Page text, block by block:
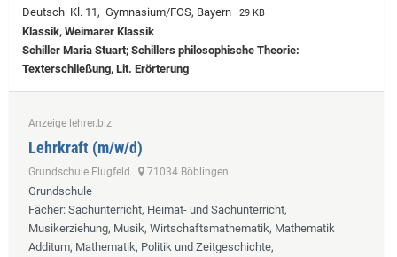
Deutsch Kl. 11, Gymnasium/FOS, Bayern 29 KB
Klassik, Weimarer Klassik
Schiller Maria Stuart; Schillers philosophische Theorie:
Texterschließung, Lit. Erörterung
Anzeige lehrer.biz
Lehrkraft (m/w/d)
Grundschule Flugfeld 71034 Böblingen
Grundschule
Fächer: Sachunterricht, Heimat- und Sachunterricht,
Musikerziehung, Musik, Wirtschaftsmathematik, Mathematik
Additum, Mathematik, Politik und Zeitgeschichte,